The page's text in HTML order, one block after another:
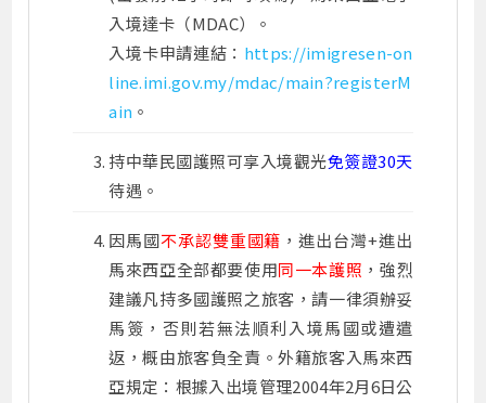
入境達卡（MDAC）。
入境卡申請連結： https://imigresen-on
line.imi.gov.my/mdac/main?registerM
ain 。
持中華民國護照可享入境觀光免簽證30天
待遇。
因馬國不承認雙重國籍 ，進出台灣+進出
馬來西亞全部都要使用同一本護照 ，強烈
建議凡持多國護照之旅客，請一律須辦妥
馬簽，否則若無法順利入境馬國或遭遣
返，概由旅客負全責。外籍旅客入馬來西
亞規定：根據入出境管理2004年2月6日公